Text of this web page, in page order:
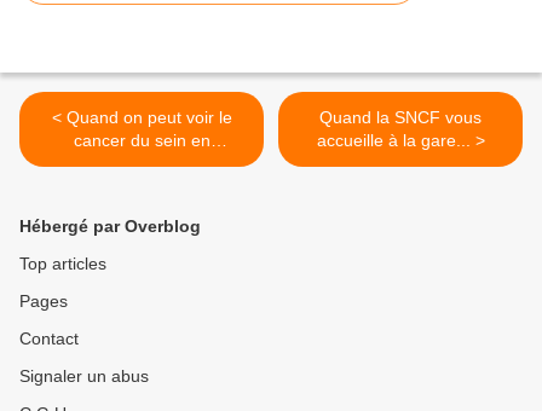
< Quand on peut voir le
cancer du sein en
peinture...
Quand la SNCF vous
accueille à la gare... >
Hébergé par Overblog
Top articles
Pages
Contact
Signaler un abus